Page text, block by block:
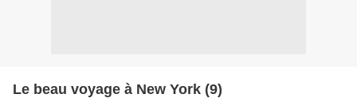
Le beau voyage à New York (9)